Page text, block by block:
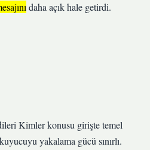
daha açık hale getirdi.
Kimler konusu girişte temel
yakalama gücü sınırlı.